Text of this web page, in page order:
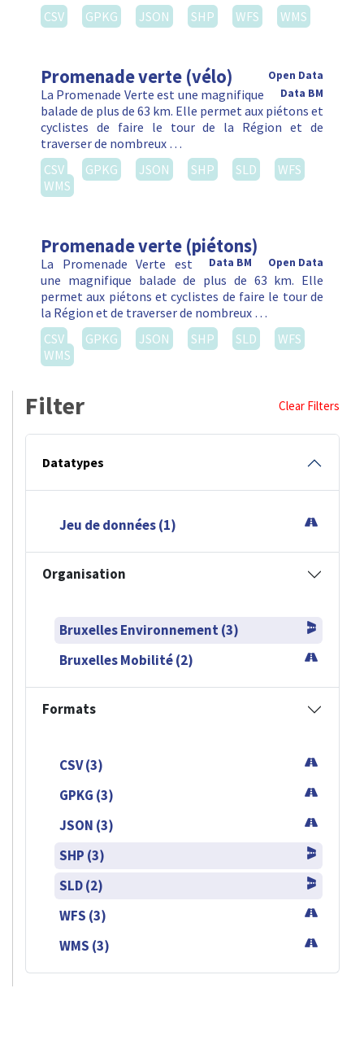
CSV
GPKG JSON SHP WFS WMS
Promenade verte (vélo)
Open Data
Data BM
La Promenade Verte est une magnifique
balade de plus de 63 km. Elle permet aux piétons et
cyclistes de faire le tour de la Région et de
traverser de nombreux …
CSV
GPKG JSON SHP SLD
WFS
WMS
Promenade verte (piétons)
Open Data
Data BM
La Promenade Verte est
une magnifique balade de plus de 63 km. Elle
permet aux piétons et cyclistes de faire le tour de
la Région et de traverser de nombreux …
CSV
GPKG JSON SHP SLD
WFS
WMS
Filter Clear Filters
Datatypes
Jeu de données (1)
Organisation
Bruxelles Environnement (3)
Bruxelles Mobilité (2)
Formats
CSV (3)
GPKG (3)
JSON (3)
SHP (3)
SLD (2)
WFS (3)
WMS (3)